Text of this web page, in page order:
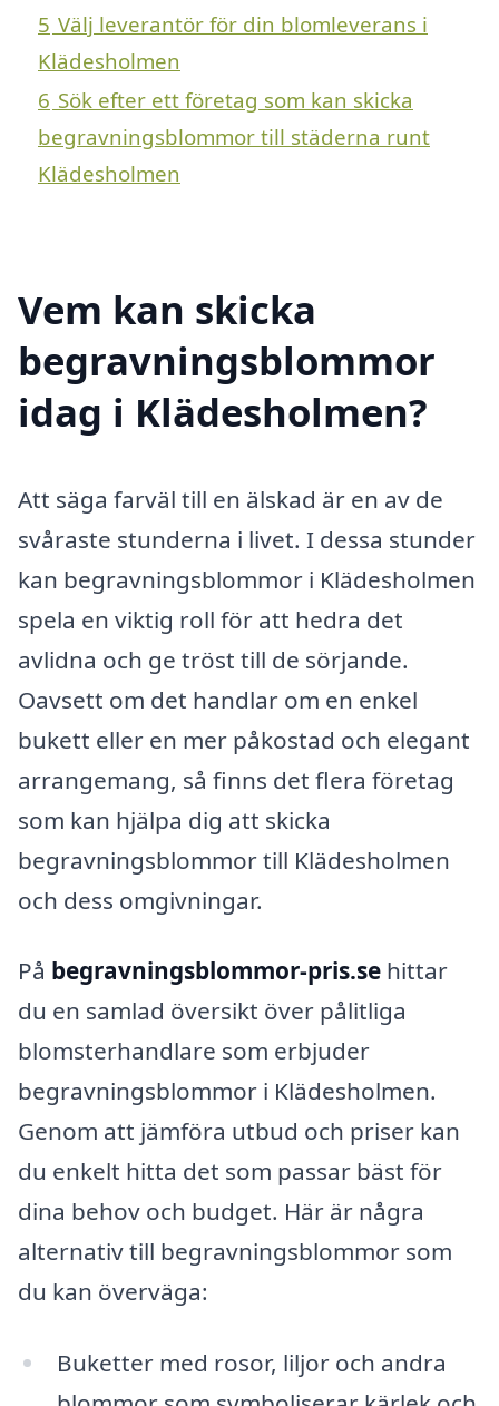
5 Välj leverantör för din blomleverans i
Klädesholmen
6 Sök efter ett företag som kan skicka
begravningsblommor till städerna runt
Klädesholmen
Vem kan skicka
begravningsblommor
idag i Klädesholmen?
Att säga farväl till en älskad är en av de
svåraste stunderna i livet. I dessa stunder
kan begravningsblommor i Klädesholmen
spela en viktig roll för att hedra det
avlidna och ge tröst till de sörjande.
Oavsett om det handlar om en enkel
bukett eller en mer påkostad och elegant
arrangemang, så finns det flera företag
som kan hjälpa dig att skicka
begravningsblommor till Klädesholmen
och dess omgivningar.
På begravningsblommor-pris.se hittar
du en samlad översikt över pålitliga
blomsterhandlare som erbjuder
begravningsblommor i Klädesholmen.
Genom att jämföra utbud och priser kan
du enkelt hitta det som passar bäst för
dina behov och budget. Här är några
alternativ till begravningsblommor som
du kan överväga:
Buketter med rosor, liljor och andra